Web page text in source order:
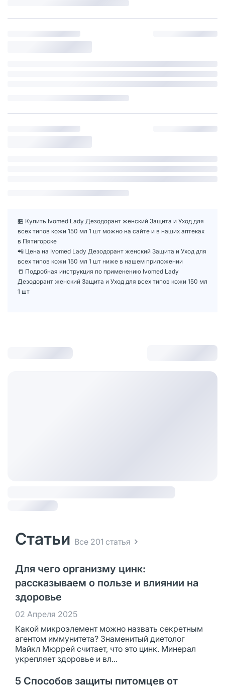
🏪 Купить Ivomed Lady Дезодорант женский Защита и Уход для
всех типов кожи 150 мл 1 шт можно на сайте и в наших аптеках
в Пятигорске
📲 Цена на Ivomed Lady Дезодорант женский Защита и Уход для
всех типов кожи 150 мл 1 шт ниже в нашем приложении
📒 Подробная инструкция по применению Ivomed Lady
Дезодорант женский Защита и Уход для всех типов кожи 150 мл
1 шт
Статьи Все 201 статья
Для чего организму цинк:
рассказываем о пользе и влиянии на
здоровье
02 Апреля 2025
Какой микроэлемент можно назвать секретным
агентом иммунитета? Знаменитый диетолог
Майкл Мюррей считает, что это цинк. Минерал
укрепляет здоровье и вл...
5 Способов защиты питомцев от